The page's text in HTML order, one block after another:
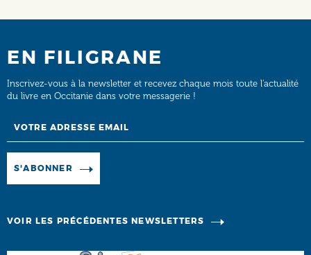
EN FILIGRANE
Inscrivez-vous à la newsletter et recevez chaque mois toute l’actualité
du livre en Occitanie dans votre messagerie !
S'ABONNER
VOIR LES PRÉCÉDENTES NEWSLETTERS